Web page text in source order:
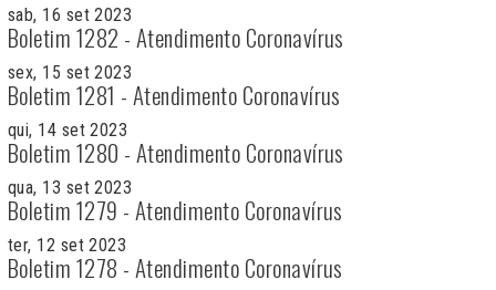
sab, 16 set 2023
Boletim 1282 - Atendimento Coronavírus
sex, 15 set 2023
Boletim 1281 - Atendimento Coronavírus
qui, 14 set 2023
Boletim 1280 - Atendimento Coronavírus
qua, 13 set 2023
Boletim 1279 - Atendimento Coronavírus
ter, 12 set 2023
Boletim 1278 - Atendimento Coronavírus